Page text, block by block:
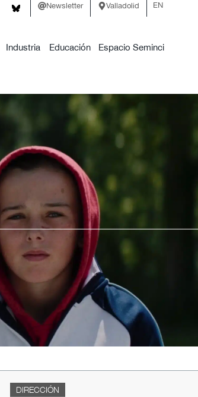
Newsletter Valladolid EN
Industria Educación Espacio Seminci
DIRECCIÓN